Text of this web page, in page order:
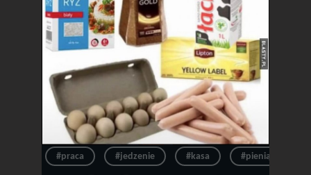
#praca #jedzenie #kasa #pieniądze